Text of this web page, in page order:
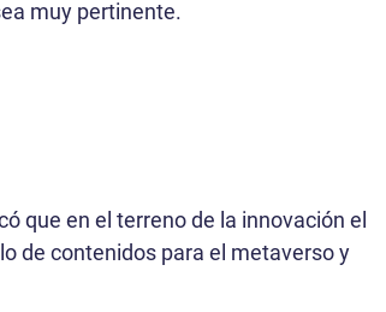
muy pertinente.
que en el terreno de la innovación el
de contenidos para el metaverso y